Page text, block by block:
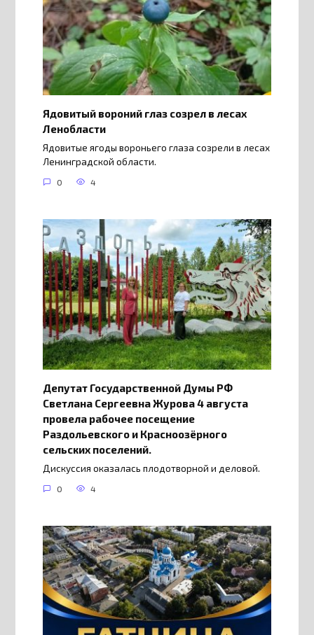
Ядовитый вороний глаз созрел в лесах
Ленобласти
Ядовитые ягоды вороньего глаза созрели в лесах
Ленинградской области.
0 4
Депутат Государственной Думы РФ
Светлана Сергеевна Журова 4 августа
провела рабочее посещение
Раздольевского и Красноозёрного
сельских поселений.
Дискуссия оказалась плодотворной и деловой.
0 4